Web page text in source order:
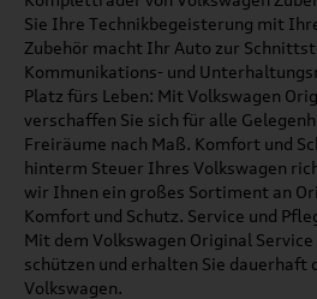
Sie Ihre Technikbegeisterung mit
Zubehör macht Ihr Auto zur
Kommunikations- und
Platz fürs Leben: Mit Volkswagen
verschaffen Sie sich für alle
Freiräume nach Maß. Komfort und
hinterm Steuer Ihres Volkswagen
wir Ihnen ein großes Sortiment an
Komfort und Schutz. Service und
Mit dem Volkswagen Original
schützen und erhalten Sie
Volkswagen.